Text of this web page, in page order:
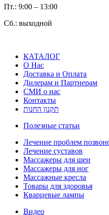
Пт.: 9:00 – 13:00
Сб.: выходной
КАТАЛОГ
О Нас
Доставка и Оплата
Дилерам и Партнерам
СМИ о нас
Контакты
תקנון החנות
Полезные статьи
Лечение проблем
Лечение суставов
Массажеры для шеи
Массажеры для ног
Массажные кресла
Товары для здоровья
Кварцевые лампы
Видео